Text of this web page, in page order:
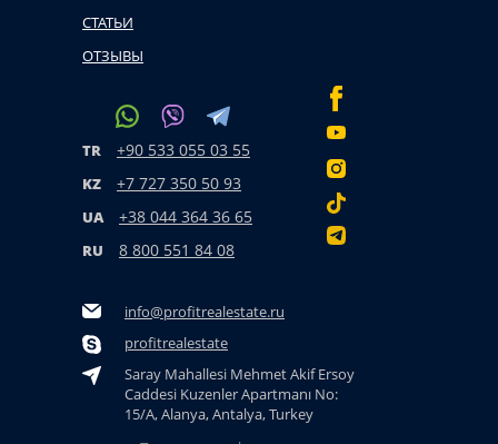
СТАТЬИ
ОТЗЫВЫ
TR +90 533 055 03 55
KZ +7 727 350 50 93
UA +38 044 364 36 65
RU 8 800 551 84 08
info@profitrealestate.ru
profitrealestate
Saray Mahallesi Mehmet Akif Ersoy
Caddesi Kuzenler Apartmanı No:
15/A, Alanya, Antalya, Turkey